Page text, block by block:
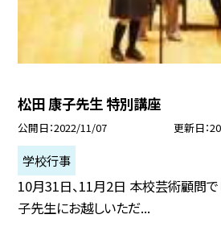
松田 康子先生 特別講座
公開日 2022/11/07 更新日
学校行事
10月31日、11月2日 本校芸術顧問
子先生にお越しいただ...